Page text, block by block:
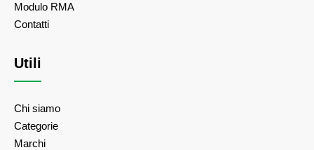
Modulo RMA
Contatti
Utili
Chi siamo
Categorie
Marchi